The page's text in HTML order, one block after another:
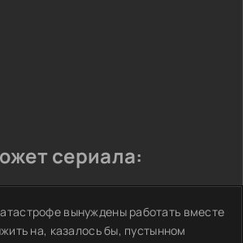
сериала:
вынуждены работать вместе
на, казалось бы, пустынном